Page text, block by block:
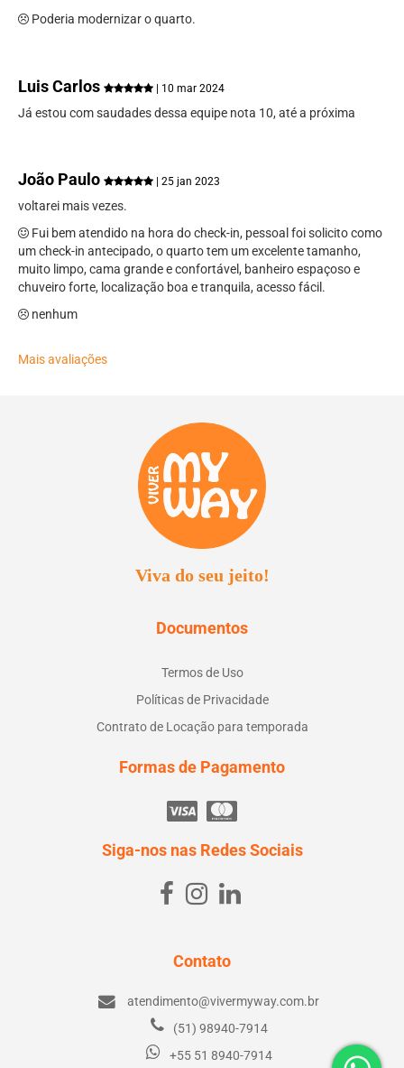
Poderia modernizar o quarto.
Luis Carlos | 10 mar 2024
Já estou com saudades dessa equipe nota 10, até a próxima
João Paulo | 25 jan 2023
voltarei mais vezes.
Fui bem atendido na hora do check-in, pessoal foi solicito como
um check-in antecipado, o quarto tem um excelente tamanho,
muito limpo, cama grande e confortável, banheiro espaçoso e
chuveiro forte, localização boa e tranquila, acesso fácil.
nenhum
Mais avaliações
Viva do seu jeito!
Documentos
Termos de Uso
Políticas de Privacidade
Contrato de Locação para temporada
Formas de Pagamento
Siga-nos nas Redes Sociais
Contato
atendimento@vivermyway.com.br
(51) 98940-7914
+55 51 8940-7914